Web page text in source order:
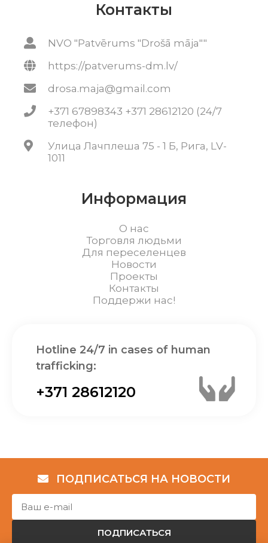
Контакты
NVO "Patvērums "Drošā māja""
https://patverums-dm.lv/
drosa.maja@gmail.com
+371 67898343 +371 28612120 (24/7
телефон)
Улица Лачплеша 75 - 1 Б, Рига, LV-
1011
Информация
О нас
Торговля людьми
Для переселенцев
Новости
Проекты
Контакты
Поддержи нас!
Hotline 24/7 in cases of human
trafficking:
+371 28612120
ПОДПИСАТЬСЯ НА НОВОСТИ
ПОДПИСАТЬСЯ